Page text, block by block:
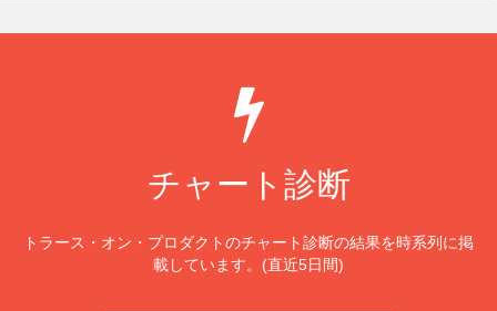
チャート診断
トラース・オン・プロダクトのチャート診断の結果を時系列に掲
載しています。(直近5日間)